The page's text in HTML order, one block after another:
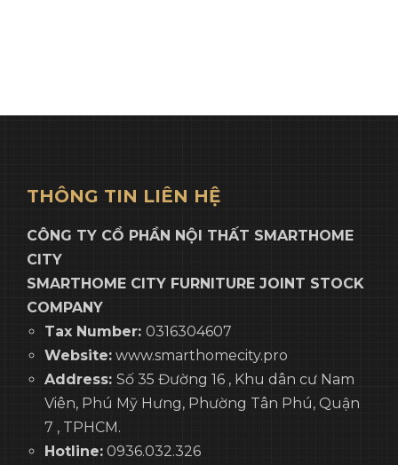
THÔNG TIN LIÊN HỆ
CÔNG TY CỔ PHẦN NỘI THẤT SMARTHOME
CITY
SMARTHOME CITY FURNITURE JOINT STOCK
COMPANY
Tax Number: 0316304607
Website: www.smarthomecity.pro
Address: Số 35 Đường 16 , Khu dân cư Nam
Viên, Phú Mỹ Hưng, Phường Tân Phú, Quận
7 , TPHCM.
Hotline: 0936.032.326